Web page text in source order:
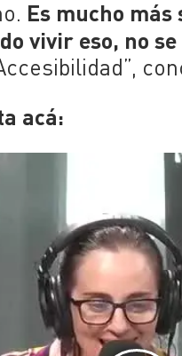
Es mucho
vivir eso, no
acá: